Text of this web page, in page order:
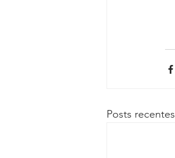
Posts recentes